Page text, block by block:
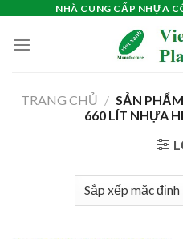
content
NHÀ CUNG CẤP NHỰA
TRANG CHỦ / SẢN
660 LÍT NHỰA